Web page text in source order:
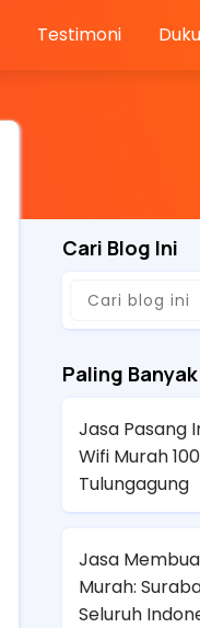
Testimoni
Cari Blog Ini
Paling
Jasa Pasang
Wifi Murah
Tulungagung
Jasa
Murah:
Seluruh